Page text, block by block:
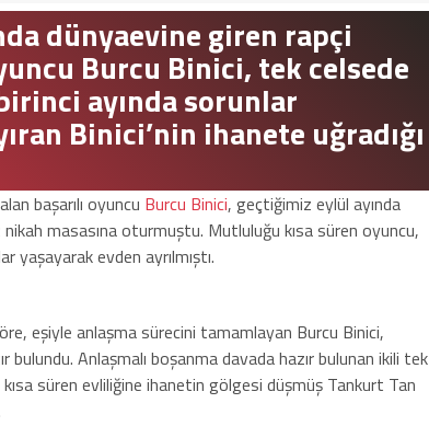
dünyaevine giren rapçi
Burcu Binici, tek celsede
ayında sorunlar
Binici’nin ihanete uğradığı
başarılı oyuncu Burcu Binici, geçtiğimiz eylül ayında
masasına oturmuştu. Mutluluğu kısa süren oyuncu,
yaşayarak evden ayrılmıştı.
eşiyle anlaşma sürecini tamamlayan Burcu Binici,
bulundu. Anlaşmalı boşanma davada hazır bulunan ikili tek
kısa süren evliliğine ihanetin gölgesi düşmüş Tankurt Tan